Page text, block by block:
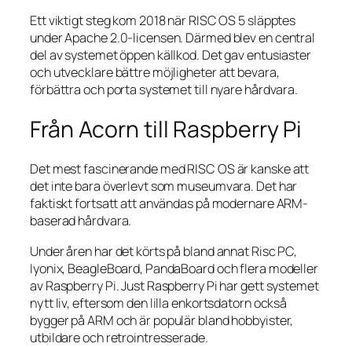
Ett viktigt steg kom 2018 när RISC OS 5 släpptes
under Apache 2.0-licensen. Därmed blev en central
del av systemet öppen källkod. Det gav entusiaster
och utvecklare bättre möjligheter att bevara,
förbättra och porta systemet till nyare hårdvara.
Från Acorn till Raspberry Pi
Det mest fascinerande med RISC OS är kanske att
det inte bara överlevt som museumvara. Det har
faktiskt fortsatt att användas på modernare ARM-
baserad hårdvara.
Under åren har det körts på bland annat Risc PC,
Iyonix, BeagleBoard, PandaBoard och flera modeller
av Raspberry Pi. Just Raspberry Pi har gett systemet
nytt liv, eftersom den lilla enkortsdatorn också
bygger på ARM och är populär bland hobbyister,
utbildare och retrointresserade.